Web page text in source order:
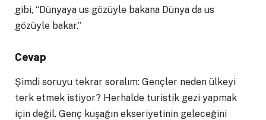
gibi, “Dünyaya us gözüyle bakana Dünya da us
gözüyle bakar.”
Cevap
Şimdi soruyu tekrar soralım: Gençler neden ülkeyi
terk etmek istiyor? Herhalde turistik gezi yapmak
için değil. Genç kuşağın ekseriyetinin geleceğini